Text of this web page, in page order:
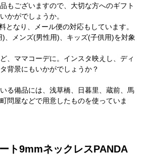
もございますので、大切な方へのギフト
かがでしょうか。
となり、メール便の対応もしています。
)、メンズ(男性用)、キッズ(子供用)を対象
、ママコーデに。インスタ映えし、ディ
背景にもいかがでしょうか？
る備品には、浅草橋、日暮里、蔵前、馬
問屋などで用意したものを使っていま
ト9mmネックレスPANDA